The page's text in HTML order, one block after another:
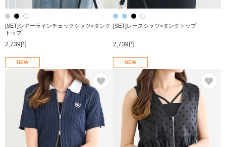
[SET]シアーラインチェックシャツ×タンク
トップ
2,739円
[SET]レースシャツ×タンクトップ
2,739円
NEW
お気に入り
NEW